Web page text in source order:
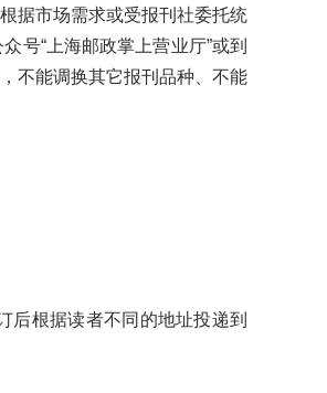
据市场需求或受报刊社委托统
号“上海邮政掌上营业厅”或到
不能调换其它报刊品种、不能
根据读者不同的地址投递到